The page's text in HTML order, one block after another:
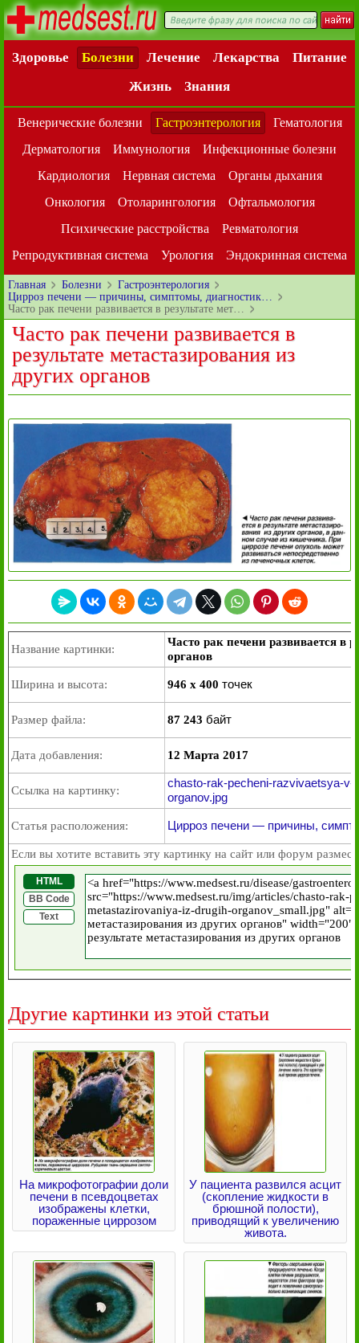
Здоровье Болезни Лечение Лекарства
Питание
Жизнь
Знания
Венерические болезни Гастроэнтерология
Гематология
Дерматология
Иммунология
Инфекционные болезни
Кардиология
Нервная система
Органы дыхания
Онкология
Отоларингология
Офтальмология
Психические расстройства
Ревматология
Репродуктивная система
Урология Эндокринная система
Главная Болезни
Гастроэнтерология
Цирроз печени — причины, симптомы, диагностик…
Часто рак печени развивается в результате мет…
Часто рак печени развивается в
результате метастазирования из
других органов
Название картинки:
Часто рак печени развивается в
органов
Ширина и высота: 946 x 400 точек
Размер файла: 87 243 байт
Дата добавления: 12 Марта 2017
Ссылка на картинку:
chasto-rak-pecheni-razvivaetsya-
organov.jpg
Статья расположения: Цирроз печени — причины,
Если вы хотите вставить эту картинку на сайт или форум
HTML
BB Code
Text
Другие картинки из этой статьи
На микрофотографии доли
печени в псевдоцветах
изображены клетки,
пораженные циррозом
У пациента развился асцит
(скопление жидкости в
брюшной полости),
приводящий к увеличению
живота.